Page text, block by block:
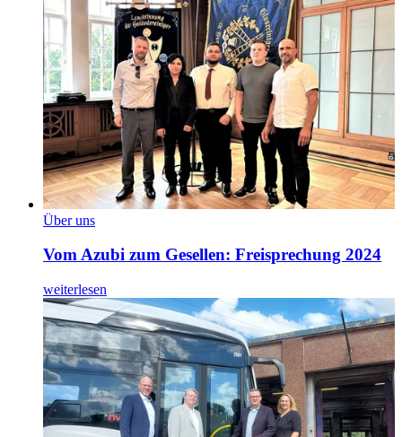
Über uns
Vom Azubi zum Gesellen: Freisprechung 2024
weiterlesen